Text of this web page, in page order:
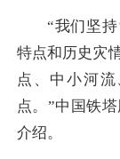
“我们坚
特点和历史灾
点、中小河
点。”中国铁
介绍。